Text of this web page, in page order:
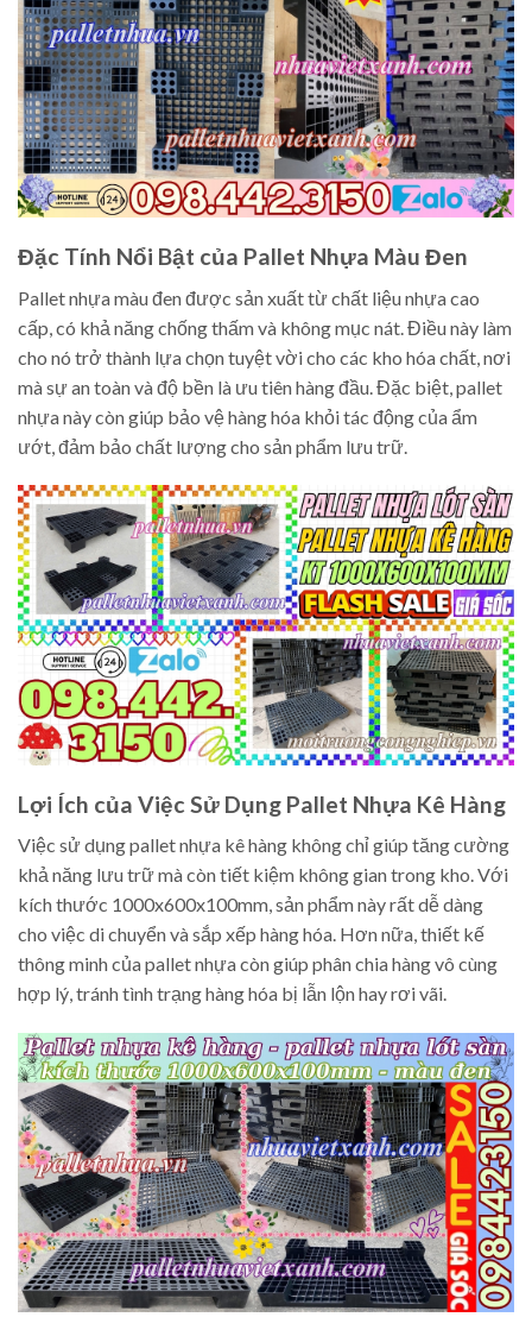
Đặc Tính Nổi Bật của Pallet Nhựa Màu Đen
Pallet nhựa màu đen được sản xuất từ chất liệu nhựa cao
cấp, có khả năng chống thấm và không mục nát. Điều này làm
cho nó trở thành lựa chọn tuyệt vời cho các kho hóa chất, nơi
mà sự an toàn và độ bền là ưu tiên hàng đầu. Đặc biệt, pallet
nhựa này còn giúp bảo vệ hàng hóa khỏi tác động của ẩm
ướt, đảm bảo chất lượng cho sản phẩm lưu trữ.
Lợi Ích của Việc Sử Dụng Pallet Nhựa Kê Hàng
Việc sử dụng pallet nhựa kê hàng không chỉ giúp tăng cường
khả năng lưu trữ mà còn tiết kiệm không gian trong kho. Với
kích thước 1000x600x100mm, sản phẩm này rất dễ dàng
cho việc di chuyển và sắp xếp hàng hóa. Hơn nữa, thiết kế
thông minh của pallet nhựa còn giúp phân chia hàng vô cùng
hợp lý, tránh tình trạng hàng hóa bị lẫn lộn hay rơi vãi.